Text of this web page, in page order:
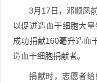
3月17日，邓顺凤
以促进造血干细胞大
成功捐献160毫升造血
造血干细胞捐献者。
捐献时，志愿者给